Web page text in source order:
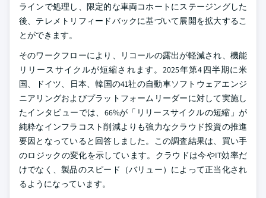
ラインで処理し、限定的な車両コホートにステージングした
後、テレメトリフィードバックに基づいて展開を拡大するこ
とができます。
そのワークフローにより、リコールの露出が軽減され、機能
リリースサイクルが短縮されます。2025年第4四半期に米
国、ドイツ、日本、韓国の41社の自動車ソフトウェアエンジ
ニアリングおよびプラットフォームリーダーに対して実施し
たインタビューでは、66%が「リリースサイクルの短縮」が
純粋なインフラコスト削減よりも強力なクラウド投資の推進
要因となっていると回答しました。この調査結果は、買い手
のロジックの変化を示しています。クラウドは今やIT効率だ
けでなく、製品のスピード（バリュー）によって正当化され
るようになっています。